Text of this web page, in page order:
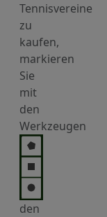
Tennisvereine
zu
kaufen,
markieren
Sie
mit
den
Werkzeugen
den